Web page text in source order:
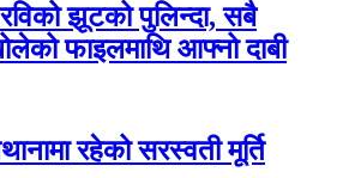
झूटको पुलिन्दा, सबै
फाइलमाथि आफ्नो दाबी
रहेको सरस्वती मूर्ति